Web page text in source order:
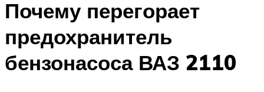
Почему перегорает
предохранитель
бензонасоса ВАЗ 2110